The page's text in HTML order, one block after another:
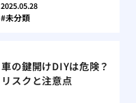
2025.05.28
未分類
車の鍵開けDIYは危険？
リスクと注意点